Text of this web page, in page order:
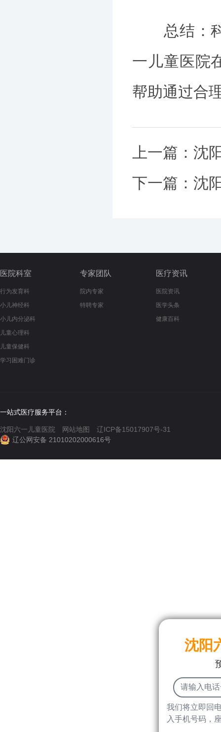
总结：科
一儿童医院
帮助通过合
上一篇： 沈
下一篇： 沈
医院科室
行为发育科
小儿神经科
小儿内分泌科
儿童心理科
儿童保健科
学习困难门诊
专家团队
院内专家
特聘专家
医疗资讯
医院资讯
医学头条
健康百科
一站式医疗服务平台：
沈阳六一儿童医院 网站地图
辽ICP备15017907号-31
辽公网安备 21010202000616号
沈阳
我们将立即回
入手机号码，